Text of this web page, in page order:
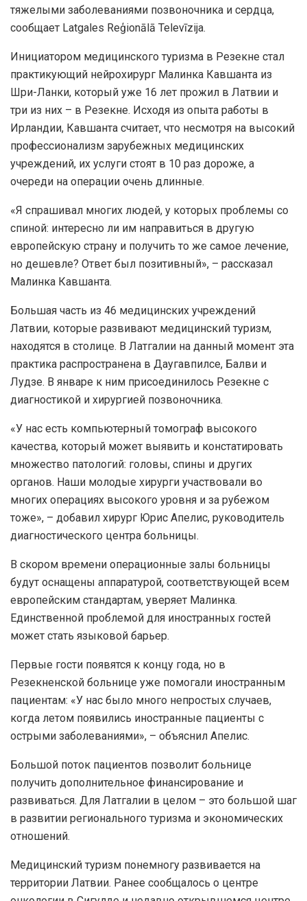
тяжелыми заболеваниями позвоночника и сердца,
сообщает Latgales Reģionālā Televīzija.
Инициатором медицинского туризма в Резекне стал
практикующий нейрохирург Малинка Кавшанта из
Шри-Ланки, который уже 16 лет прожил в Латвии и
три из них – в Резекне. Исходя из опыта работы в
Ирландии, Кавшанта считает, что несмотря на высокий
профессионализм зарубежных медицинских
учреждений, их услуги стоят в 10 раз дороже, а
очереди на операции очень длинные.
«Я спрашивал многих людей, у которых проблемы со
спиной: интересно ли им направиться в другую
европейскую страну и получить то же самое лечение,
но дешевле? Ответ был позитивный», – рассказал
Малинка Кавшанта.
Большая часть из 46 медицинских учреждений
Латвии, которые развивают медицинский туризм,
находятся в столице. В Латгалии на данный момент эта
практика распространена в Даугавпилсе, Балви и
Лудзе. В январе к ним присоединилось Резекне с
диагностикой и хирургией позвоночника.
«У нас есть компьютерный томограф высокого
качества, который может выявить и констатировать
множество патологий: головы, спины и других
органов. Наши молодые хирурги участвовали во
многих операциях высокого уровня и за рубежом
тоже», – добавил хирург Юрис Апелис, руководитель
диагностического центра больницы.
В скором времени операционные залы больницы
будут оснащены аппаратурой, соответствующей всем
европейским стандартам, уверяет Малинка.
Единственной проблемой для иностранных гостей
может стать языковой барьер.
Первые гости появятся к концу года, но в
Резекненской больнице уже помогали иностранным
пациентам: «У нас было много непростых случаев,
когда летом появились иностранные пациенты с
острыми заболеваниями», – объяснил Апелис.
Большой поток пациентов позволит больнице
получить дополнительное финансирование и
развиваться. Для Латгалии в целом – это большой шаг
в развитии регионального туризма и экономических
отношений.
Медицинский туризм понемногу развивается на
территории Латвии. Ранее сообщалось о центре